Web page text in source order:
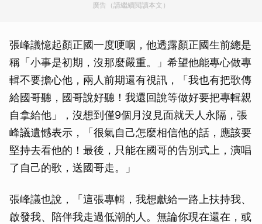
廣告（請繼續閱讀本文）
張峰議憶起顏正國一度哽咽，他透露顏正國生前總是
稱「小事是初期，沒那麼嚴重。」希望他能專心做專
輯不要擔心他，兩人前期還有視訊，「我也有把歌傳
給國哥聽，國哥說好聽！我還回說等做好要把專輯親
自拿給他」，沒想到僅9個月沒見面就天人永隔，張
峰議遺憾表示，「很氣自己怎麼相信他的話，應該要
堅持去看他的！最後，只能在國哥的告別式上，演唱
了自己的歌，送國哥走。」
張峰議也說，「這張專輯，我想獻給一路上扶持我、
啟發我、陪伴我走過低潮的人。無論你現在還在，或